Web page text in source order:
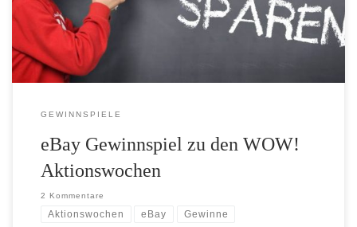
den WOW! Aktionswochen zur Verfügung gestellt. Es gibt deshalb
einen oder mehrere Artikel des WOW! […]
GEWINNSPIELE
eBay Gewinnspiel zu den WOW!
Aktionswochen
2 Kommentare
Aktionswochen eBay Gewinne